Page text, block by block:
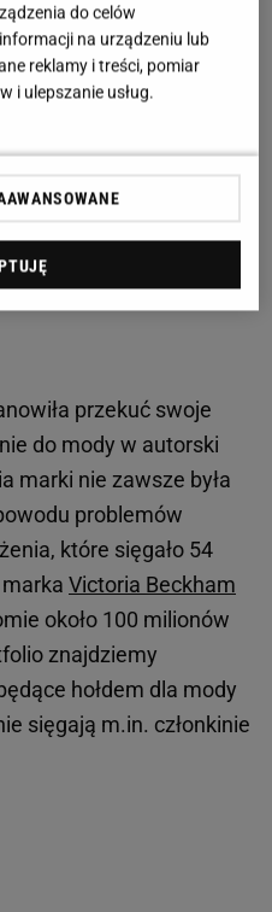
90. jako Posh Spice w
Girls, gdzie została
stała się jedną z
WAG, wychodząc za
Beckhama. Razem
Romeo, Cruza i
show-biznesie.
przekuć swoje
do mody w autorski
marki nie zawsze była
problemów
które sięgało 54
Victoria Beckham
około 100 milionów
znajdziemy
hołdem dla mody
sięgają m.in. członkinie
do celów
na urządzeniu lub
reklamy i treści, pomiar
i ulepszanie usług.